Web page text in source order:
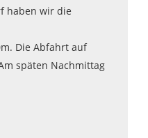
haben wir die
Die Abfahrt auf
späten Nachmittag